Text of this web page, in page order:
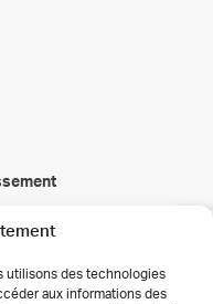
utilisons des technologies
aux informations des